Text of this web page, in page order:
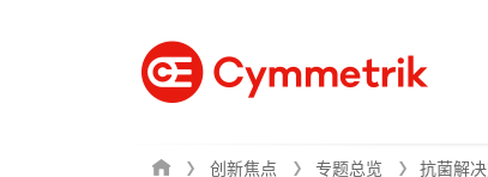
创新焦点 专题总览